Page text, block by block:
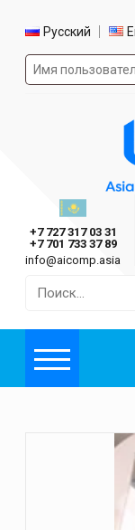
Выбор
Русский
Форма
Asia
+7 727 317 03 31
+7 701 733 37 89
info@aicomp.asia
Меню